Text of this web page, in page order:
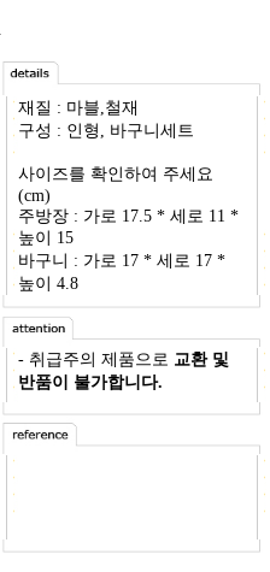
재질 : 마블,철재
구성 : 인형, 바구니세트
사이즈를 확인하여 주세요
(cm)
주방장 : 가로 17.5 * 세로 11 *
높이 15
바구니 : 가로 17 * 세로 17 *
높이 4.8
- 취급주의 제품으로 교환 및
반품이 불가합니다.